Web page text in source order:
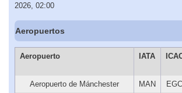
2026, 02:00
Aeropuertos
Aeropuerto IATA
Aeropuerto de Mánchester
MAN